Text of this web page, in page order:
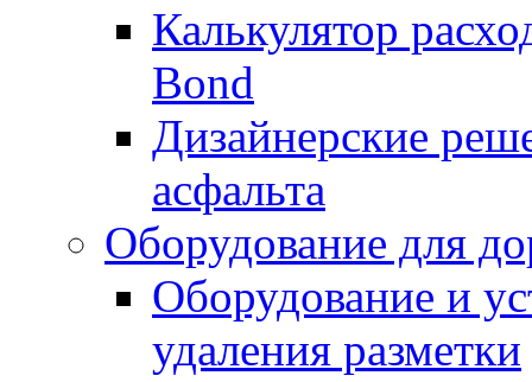
Калькулятор
Bond
Дизайнерские
асфальта
Оборудование для
Оборудование и
удаления разметки